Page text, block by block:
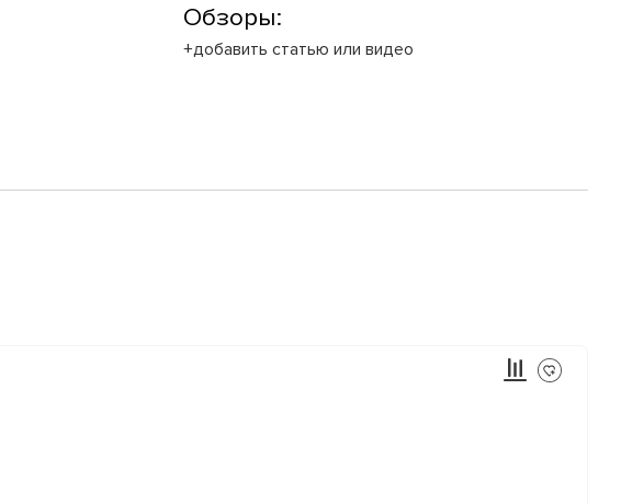
Обзоры:
+добавить статью или видео